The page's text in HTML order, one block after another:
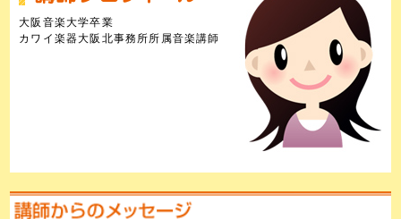
大阪音楽大学卒業
カワイ楽器大阪北事務所所属音楽講師